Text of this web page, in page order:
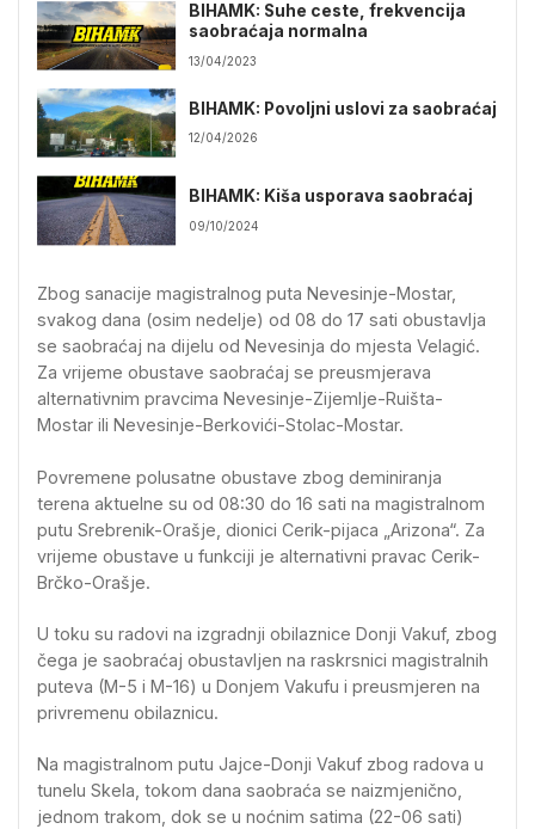
BIHAMK: Suhe ceste, frekvencija
saobraćaja normalna
13/04/2023
BIHAMK: Povoljni uslovi za saobraćaj
12/04/2026
BIHAMK: Kiša usporava saobraćaj
09/10/2024
Zbog sanacije magistralnog puta Nevesinje-Mostar,
svakog dana (osim nedelje) od 08 do 17 sati obustavlja
se saobraćaj na dijelu od Nevesinja do mjesta Velagić.
Za vrijeme obustave saobraćaj se preusmjerava
alternativnim pravcima Nevesinje-Zijemlje-Ruišta-
Mostar ili Nevesinje-Berkovići-Stolac-Mostar.
Povremene polusatne obustave zbog deminiranja
terena aktuelne su od 08:30 do 16 sati na magistralnom
putu Srebrenik-Orašje, dionici Cerik-pijaca „Arizona“. Za
vrijeme obustave u funkciji je alternativni pravac Cerik-
Brčko-Orašje.
U toku su radovi na izgradnji obilaznice Donji Vakuf, zbog
čega je saobraćaj obustavljen na raskrsnici magistralnih
puteva (M-5 i M-16) u Donjem Vakufu i preusmjeren na
privremenu obilaznicu.
Na magistralnom putu Jajce-Donji Vakuf zbog radova u
tunelu Skela, tokom dana saobraća se naizmjenično,
jednom trakom, dok se u noćnim satima (22-06 sati)